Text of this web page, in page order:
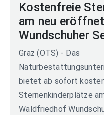
Kostenfreie
am neu
Wundschuher
Graz (OTS) - Das
bietet ab sofort
Sternenkinderplätze
Waldfriedhof